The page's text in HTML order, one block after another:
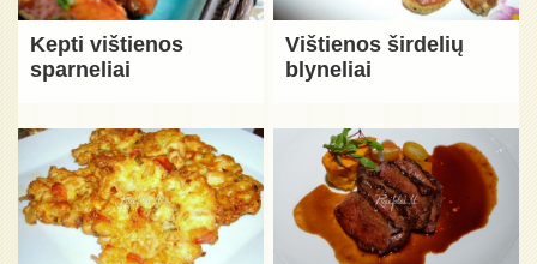
Kepti vištienos
sparneliai
Vištienos širdelių
blyneliai